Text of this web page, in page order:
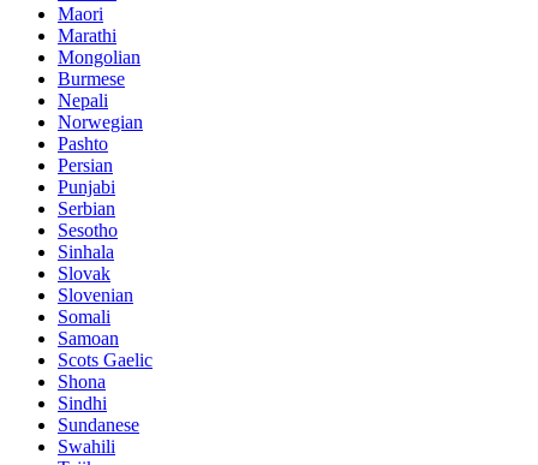
Maori
Marathi
Mongolian
Burmese
Nepali
Norwegian
Pashto
Persian
Punjabi
Serbian
Sesotho
Sinhala
Slovak
Slovenian
Somali
Samoan
Scots Gaelic
Shona
Sindhi
Sundanese
Swahili